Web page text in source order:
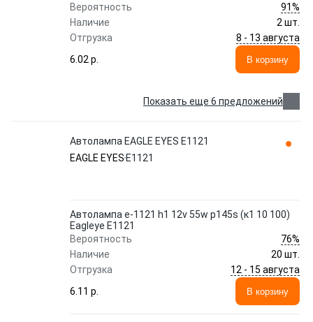
Вероятность
91%
Наличие
2 шт.
Отгрузка
8 - 13 августа
6.02 p.
В корзину
Показать еще 6 предложений
Автолампа EAGLE EYES E1121
EAGLE EYES E1121
Автолампа e-1121 h1 12v 55w p145s (к1 10 100)
Eagleye E1121
Вероятность
76%
Наличие
20 шт.
Отгрузка
12 - 15 августа
6.11 p.
В корзину